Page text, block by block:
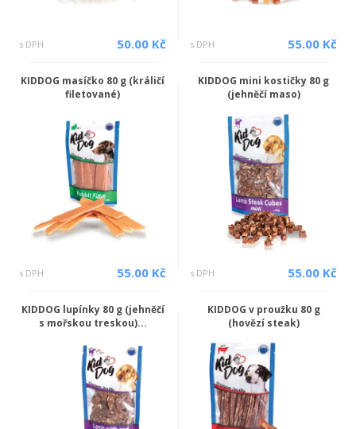
s DPH 50.00 Kč s DPH 55.00 Kč
KIDDOG masíčko 80 g (králičí
filetované)
s DPH 55.00 Kč
KIDDOG mini kostičky 80 g
(jehněčí maso)
s DPH 55.00 Kč
KIDDOG lupínky 80 g (jehněčí
s mořskou treskou)...
KIDDOG v proužku 80 g
(hovězí steak)